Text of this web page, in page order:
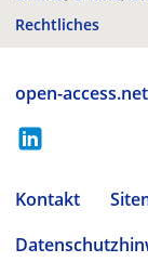
Rechtliches
open-
Kontakt